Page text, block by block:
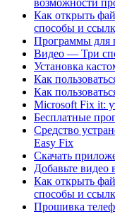
возможности
Как открыть
способы и
Программы для
Видео — Три
Установка
Как
Как
Microsoft Fix it:
Бесплатные
Средство
Easy Fix
Скачать
Добавьте видео
Как открыть
способы и
Прошивка